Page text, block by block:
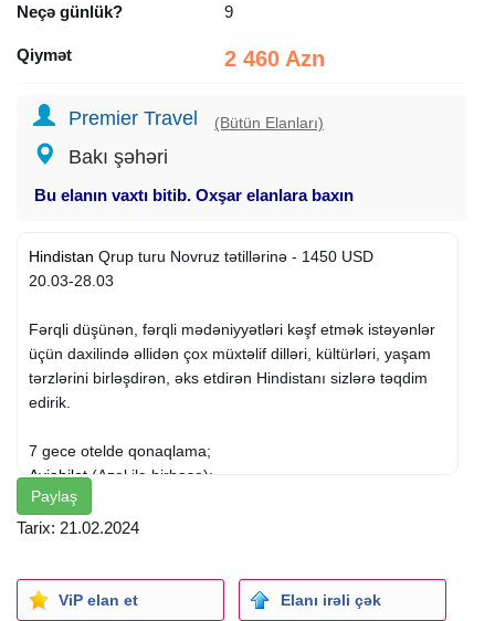
Neçə günlük? 9
Qiymət 2 460 Azn
Premier Travel (Bütün Elanları)
Bakı şəhəri
Bu elanın vaxtı bitib. Oxşar elanlara baxın
Hindistan Qrup turu Novruz tətillərinə - 1450 USD
20.03-28.03
Fərqli düşünən, fərqli mədəniyyətləri kəşf etmək istəyənlər
üçün daxilində əllidən çox müxtəlif dilləri, kültürləri, yaşam
tərzlərini birləşdirən, əks etdirən Hindistanı sizlərə təqdim
edirik.
7 gece otelde qonaqlama;
Aviabilet(Azal ilə birbaşa);
Tur müddəti nəqliyyat xidmeti;
Qidalanma (7 səhər, 2 nahar, 2 şam yeməyi);
Bələdçi;
Paylaş
Tarix: 21.02.2024
ViP elan et Elanı irəli çək